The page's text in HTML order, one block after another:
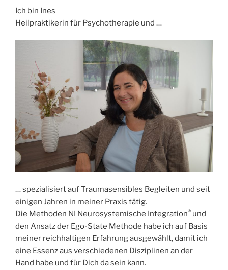
Ich bin Ines
Heilpraktikerin für Psychotherapie und …
… spezialisiert auf Traumasensibles Begleiten und seit
einigen Jahren in meiner Praxis tätig.
Die Methoden NI Neurosystemische Integration® und
den Ansatz der Ego-State Methode habe ich auf Basis
meiner reichhaltigen Erfahrung ausgewählt, damit ich
eine Essenz aus verschiedenen Disziplinen an der
Hand habe und für Dich da sein kann.